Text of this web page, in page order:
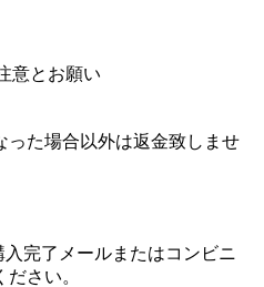
意とお願い
った場合以外は返金致しませ
入完了メールまたはコンビニ
さい。